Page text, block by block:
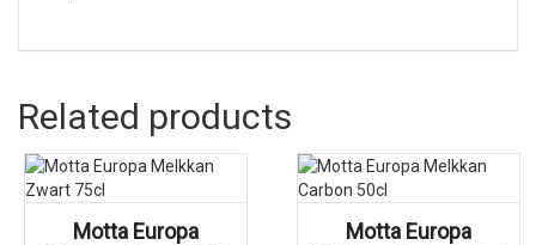
Related products
Motta Europa
Motta Europa